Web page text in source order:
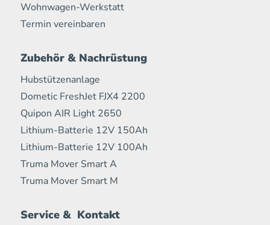
Wohnwagen-Werkstatt
Termin vereinbaren
Zubehör & Nachrüstung
Hubstützenanlage
Dometic FreshJet FJX4 2200
Quipon AIR Light 2650
Lithium-Batterie 12V 150Ah
Lithium-Batterie 12V 100Ah
Truma Mover Smart A
Truma Mover Smart M
Service & Kontakt